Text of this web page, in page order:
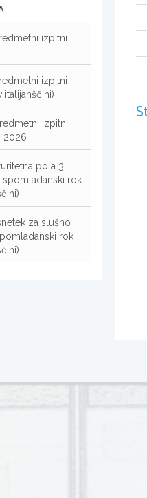
izpitni
izpitni
italijanščini)
izpitni
2026
pola 3,
spomladanski rok
za slušno
rok